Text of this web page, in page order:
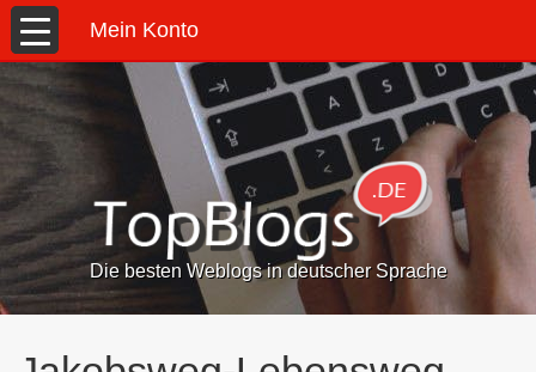
Mein Konto
Die besten Weblogs in deutscher Sprache